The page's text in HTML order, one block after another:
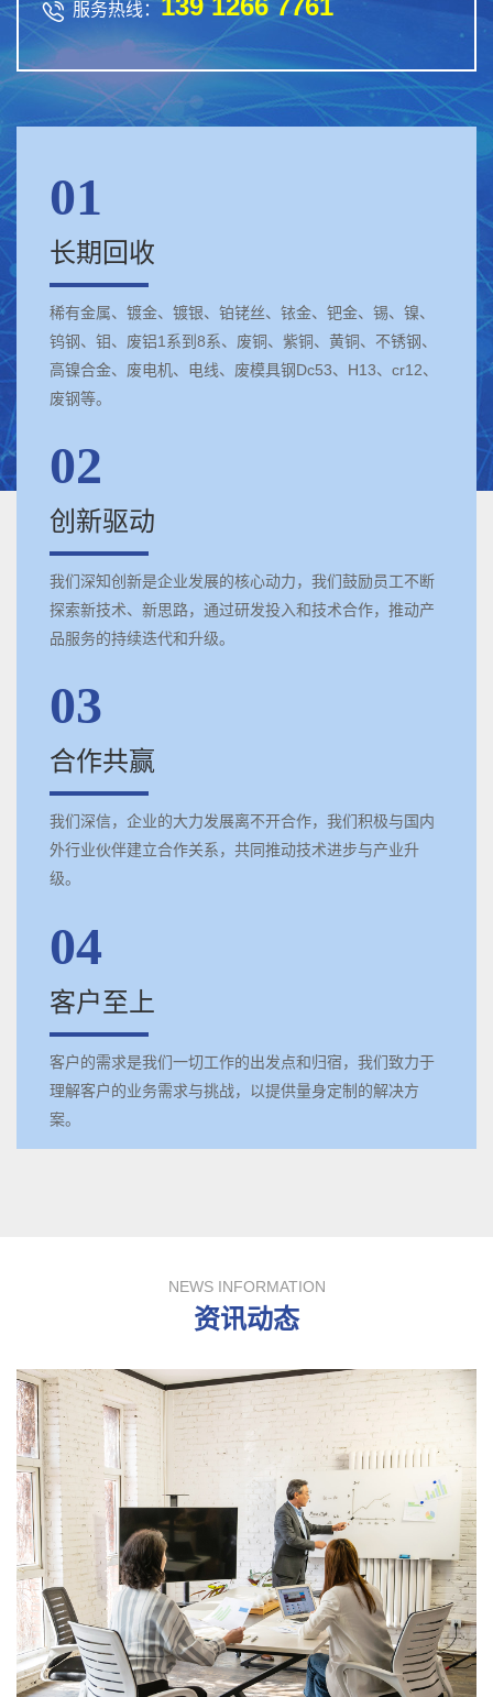
 服务热线：
01
长期回收
稀有金属、镀金、镀银、铂铑丝、铱金、钯金、锡、镍、
钨钢、钼、废铝1系到8系、废铜、紫铜、黄铜、不锈钢、
高镍合金、废电机、电线、废模具钢Dc53、H13、cr12、
废钢等。
02
创新驱动
我们深知创新是企业发展的核心动力，我们鼓励员工不断
探索新技术、新思路，通过研发投入和技术合作，推动产
品服务的持续迭代和升级。
03
合作共赢
我们深信，企业的大力发展离不开合作，我们积极与国内
外行业伙伴建立合作关系，共同推动技术进步与产业升
级。
04
客户至上
客户的需求是我们一切工作的出发点和归宿，我们致力于
理解客户的业务需求与挑战，以提供量身定制的解决方
案。
NEWS INFORMATION
资讯动态